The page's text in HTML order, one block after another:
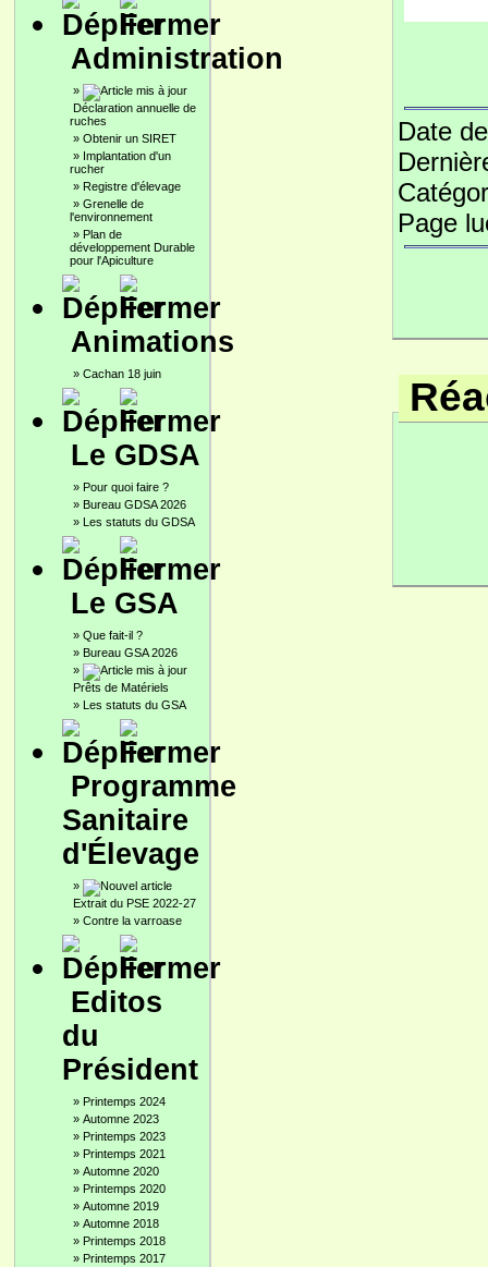
Administration
»
Déclaration annuelle de
ruches
» Obtenir un SIRET
» Implantation d'un
rucher
» Registre d'élevage
» Grenelle de
l'environnement
» Plan de
développement Durable
pour l'Apiculture
Animations
» Cachan 18 juin
Le GDSA
» Pour quoi faire ?
» Bureau GDSA 2026
» Les statuts du GDSA
Le GSA
» Que fait-il ?
» Bureau GSA 2026
»
Prêts de Matériels
» Les statuts du GSA
Programme
Sanitaire
d'Élevage
»
Extrait du PSE 2022-27
» Contre la varroase
Editos
du
Président
» Printemps 2024
» Automne 2023
» Printemps 2023
» Printemps 2021
» Automne 2020
» Printemps 2020
» Automne 2019
» Automne 2018
» Printemps 2018
» Printemps 2017
Date
Page